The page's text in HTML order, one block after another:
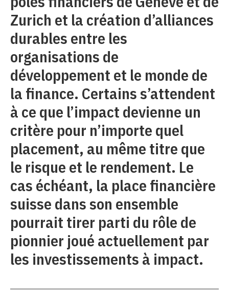
Zurich et la création d’alliances
durables entre les
organisations de
développement et le monde de
la finance. Certains s’attendent
à ce que l’impact devienne un
critère pour n’importe quel
placement, au même titre que
le risque et le rendement. Le
cas échéant, la place financière
suisse dans son ensemble
pourrait tirer parti du rôle de
pionnier joué actuellement par
les investissements à impact.